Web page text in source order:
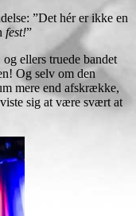
”Det hér er ikke en
fest!”
ellers truede bandet
Og selv om den
mere end afskrække,
sig at være svært at